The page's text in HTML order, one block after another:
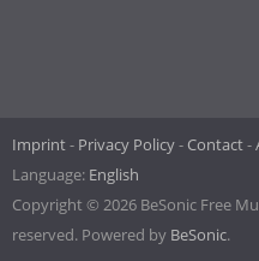
Imprint Privacy Policy Contact
Language: English
Copyright © 2026 BeSonic Free
reserved. Powered by BeSonic.